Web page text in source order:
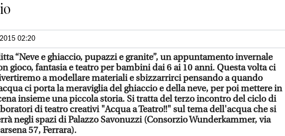
02:20
“Neve e ghiaccio, pupazzi e granite”, un appuntamento invernale
gioco, fantasia e teatro per bambini dai 6 ai 10 anni. Questa volta ci
a modellare materiali e sbizzarrirci pensando a quando
ci porta la meraviglia del ghiaccio e della neve, per poi mettere in
insieme una piccola storia. Si tratta del terzo incontro del ciclo di
di teatro creativi "Acqua a Teatro!!" sul tema dell'acqua che si
negli spazi di Palazzo Savonuzzi (Consorzio Wunderkammer, via
57, Ferrara).